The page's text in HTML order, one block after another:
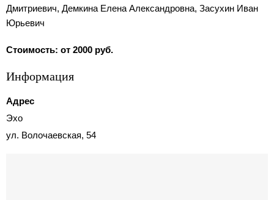
Дмитриевич, Демкина Елена Александровна, Засухин Иван
Юрьевич
Стоимость: от 2000 руб.
Информация
Адрес
Эхо
ул. Волочаевская, 54